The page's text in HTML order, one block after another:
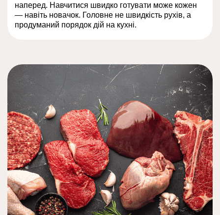
наперед. Навчитися швидко готувати може кожен
— навіть новачок. Головне не швидкість рухів, а
продуманий порядок дій на кухні.